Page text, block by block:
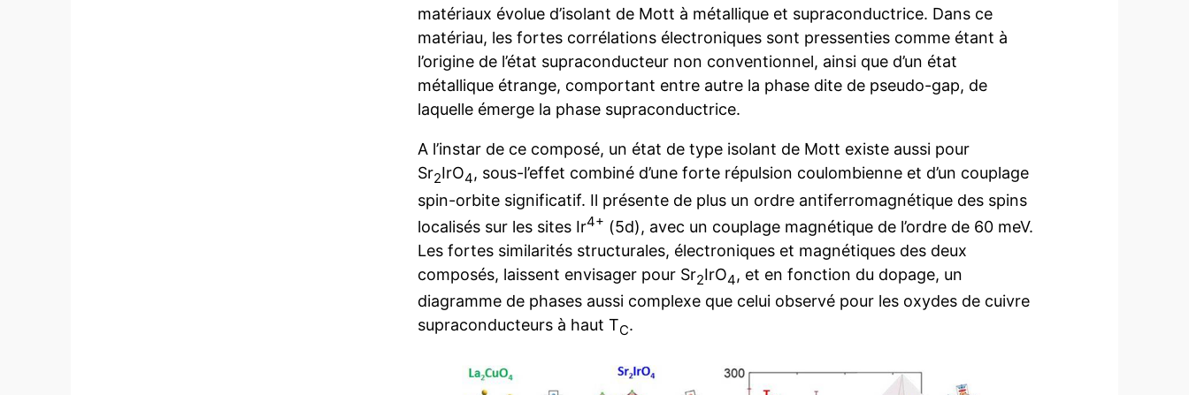
matériaux évolue d’isolant de Mott à métallique et supraconductrice. Dans ce
matériau, les fortes corrélations électroniques sont pressenties comme étant à
l’origine de l’état supraconducteur non conventionnel, ainsi que d’un état
métallique étrange, comportant entre autre la phase dite de pseudo-gap, de
laquelle émerge la phase supraconductrice.
A l’instar de ce composé, un état de type isolant de Mott existe aussi pour
Sr2IrO4, sous-l’effet combiné d’une forte répulsion coulombienne et d’un couplage
spin-orbite significatif. Il présente de plus un ordre antiferromagnétique des spins
localisés sur les sites Ir4+ (5d), avec un couplage magnétique de l’ordre de 60 meV.
Les fortes similarités structurales, électroniques et magnétiques des deux
composés, laissent envisager pour Sr2IrO4, et en fonction du dopage, un
diagramme de phases aussi complexe que celui observé pour les oxydes de cuivre
supraconducteurs à haut TC.